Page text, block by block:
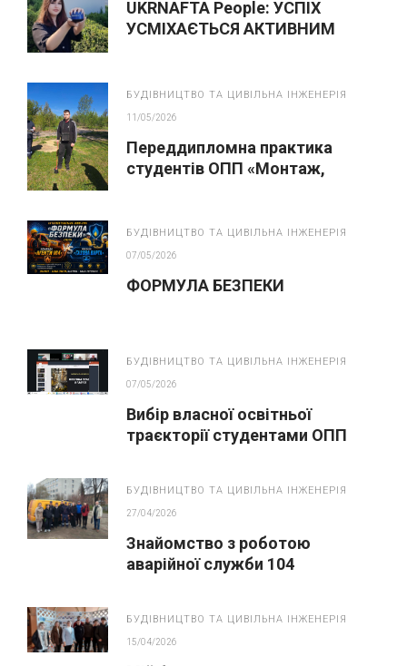
UKRNAFTA People: УСПІХ
УСМІХАЄТЬСЯ АКТИВНИМ
БУДІВНИЦТВО ТА ЦИВІЛЬНА ІНЖЕНЕРІЯ
11/05/2026
Переддипломна практика
студентів ОПП «Монтаж,
БУДІВНИЦТВО ТА ЦИВІЛЬНА ІНЖЕНЕРІЯ
07/05/2026
ФОРМУЛА БЕЗПЕКИ
БУДІВНИЦТВО ТА ЦИВІЛЬНА ІНЖЕНЕРІЯ
07/05/2026
Вибір власної освітньої
траєкторії студентами ОПП
газопостачання”
БУДІВНИЦТВО ТА ЦИВІЛЬНА ІНЖЕНЕРІЯ
27/04/2026
Знайомство з роботою
аварійної служби 104
БУДІВНИЦТВО ТА ЦИВІЛЬНА ІНЖЕНЕРІЯ
15/04/2026